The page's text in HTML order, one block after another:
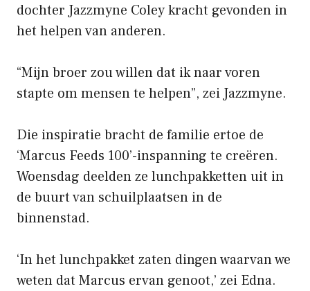
dochter Jazzmyne Coley kracht gevonden in
het helpen van anderen.
“Mijn broer zou willen dat ik naar voren
stapte om mensen te helpen”, zei Jazzmyne.
Die inspiratie bracht de familie ertoe de
‘Marcus Feeds 100’-inspanning te creëren.
Woensdag deelden ze lunchpakketten uit in
de buurt van schuilplaatsen in de
binnenstad.
‘In het lunchpakket zaten dingen waarvan we
weten dat Marcus ervan genoot,’ zei Edna.